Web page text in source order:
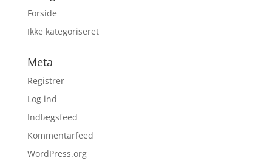
Forside
Ikke kategoriseret
Meta
Registrer
Log ind
Indlægsfeed
Kommentarfeed
WordPress.org